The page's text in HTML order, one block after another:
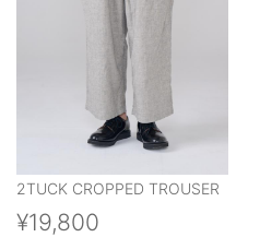
2TUCK CROPPED TROUSER
¥19,800